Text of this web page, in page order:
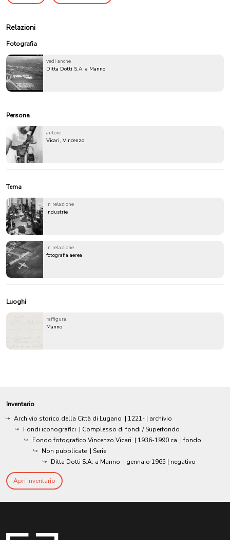
Relazioni
Fotografia
vedi anche
Ditta Dotti S.A. a Manno
Persona
autore
Vicari, Vincenzo
Tema
in relazione
industrie
in relazione
fotografia aerea
Luoghi
raffigura
Manno
Inventario
Archivio storico della Città di Lugano | 1221- | archivio
Fondi iconografici | Complesso di fondi / Superfondo
Fondo fotografico Vincenzo Vicari | 1936-1990 ca. | fondo
Non pubblicate | Serie
Ditta Dotti S.A. a Manno | gennaio 1965 | negativo
Apri Inventario